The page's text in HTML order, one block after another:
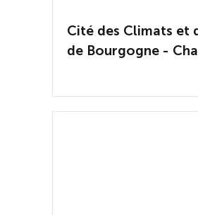
Cité des Climats et
de Bourgogne -